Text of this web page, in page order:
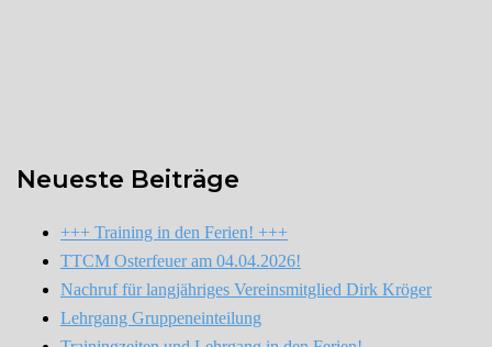
Neueste Beiträge
+++ Training in den Ferien! +++
TTCM Osterfeuer am 04.04.2026!
Nachruf für langjähriges Vereinsmitglied Dirk Kröger
Lehrgang Gruppeneinteilung